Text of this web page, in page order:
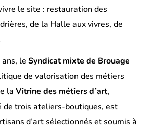
le site : restauration des
de la Halle aux vivres, de
le Syndicat mixte de Brouage
de valorisation des métiers
la Vitrine des métiers d’art,
de trois ateliers-boutiques, est
d’art sélectionnés et soumis à